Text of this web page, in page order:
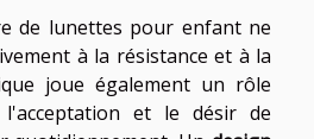
de lunettes pour enfant ne
à la résistance et à la
joue également un rôle
l'acceptation et le désir de